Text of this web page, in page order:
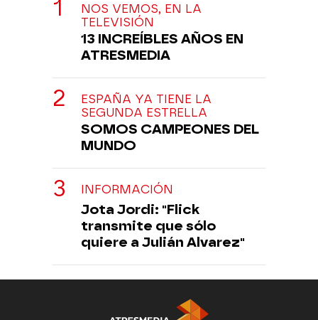
NOS VEMOS, EN LA
TELEVISIÓN
13 INCREÍBLES AÑOS EN
ATRESMEDIA
ESPAÑA YA TIENE LA
SEGUNDA ESTRELLA
SOMOS CAMPEONES DEL
MUNDO
INFORMACIÓN
Jota Jordi: "Flick
transmite que sólo
quiere a Julián Alvarez"